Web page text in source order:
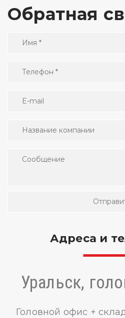
Обратная
Адреса и
Уральск,
Головной офис +